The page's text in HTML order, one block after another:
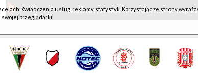
WKK ACTIVE HOTEL WROCŁAW - KSK
celach: świadczenia usług, reklamy, statystyk. Korzystając ze strony
przeglądarki.